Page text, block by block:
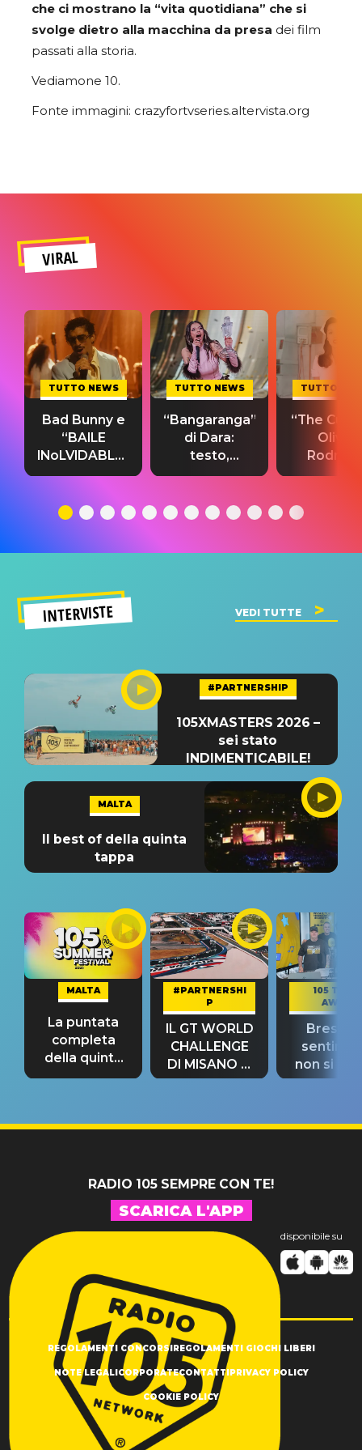
che ci mostrano la “vita quotidiana” che si
svolge dietro alla macchina da presa dei film
passati alla storia.
Vediamone 10.
Fonte immagini: crazyfortvseries.altervista.org
VIRAL
TUTTO NEWS
Bad Bunny e
“BAILE
INoLVIDABLE”:
testo,
significato
TUTTO NEWS
“Bangaranga”
di Dara:
testo,
traduzione e
del singolo
TUTTO
“The
Olivia
testo,
INTERVISTE VEDI TUTTE
#PARTNERSHIP
105XMASTERS 2026 –
sei stato
INDIMENTICABILE!
MALTA
Il best of della quinta
tappa
MALTA
La puntata
completa
della quinta
tappa
#PARTNERSHI
P
IL GT WORLD
CHALLENGE
DI MISANO si
riconferma
105 TAKE
AWAY
Bresh:
non si
fino alla
RADIO 105 SEMPRE CON TE!
SCARICA L'APP
disponibile su
REGOLAMENTI CONCORSI REGOLAMENTI GIOCHI LIBERI
NOTE LEGALI CORPORATECONTATTI PRIVACY POLICY
COOKIE POLICY